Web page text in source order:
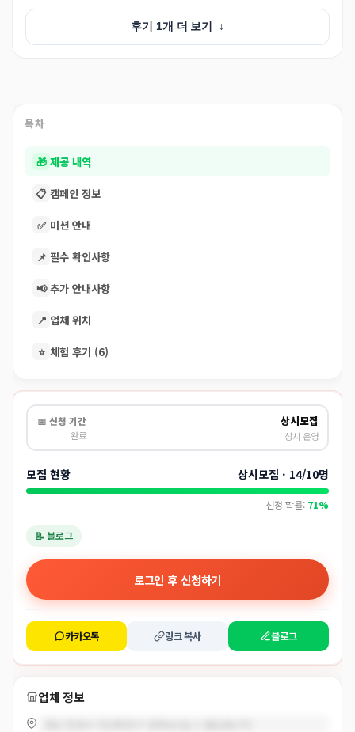
후기 1개 더 보기 ↓
목차
🎁 제공 내역
📋 캠페인 정보
✅ 미션 안내
📌 필수 확인사항
📢 추가 안내사항
📍 업체 위치
⭐ 체험 후기 (6)
📅 신청 기간
완료
상시모집
상시 운영
모집 현황 상시모집 · 14/10명
선정 확률: 71%
📝 블로그
로그인 후 신청하기
카카오톡 링크 복사 블로그
업체 정보